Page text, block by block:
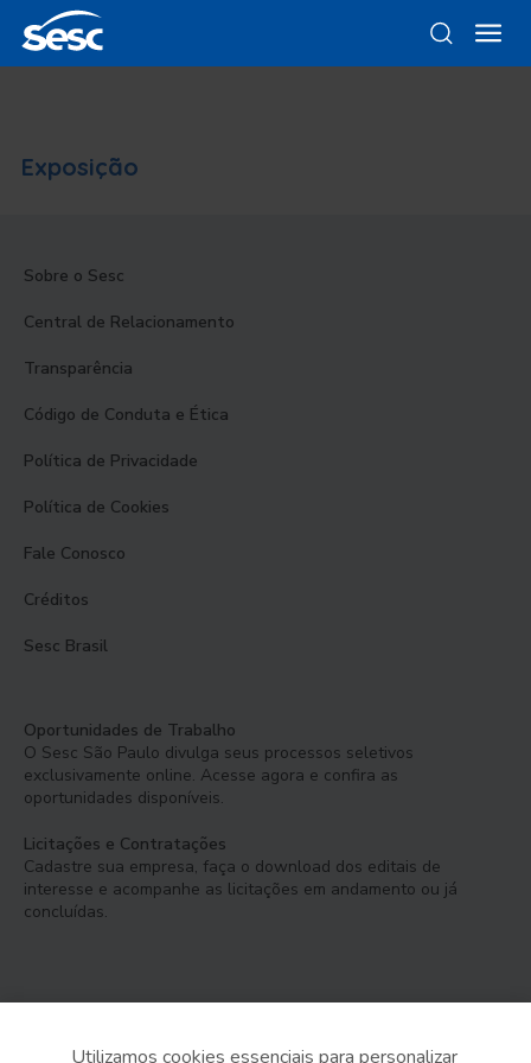
Exposição
Sobre o Sesc
Central de Relacionamento
Transparência
Código de Conduta e Ética
Política de Privacidade
Política de Cookies
Fale Conosco
Créditos
Sesc Brasil
Oportunidades de Trabalho
O Sesc São Paulo divulga seus processos seletivos
exclusivamente online. Acesse agora e confira as
oportunidades disponíveis.
Licitações e Contratações
Cadastre sua empresa, faça o download dos editais de
interesse e acompanhe as licitações em andamento ou já
concluídas.
Utilizamos cookies essenciais para personalizar